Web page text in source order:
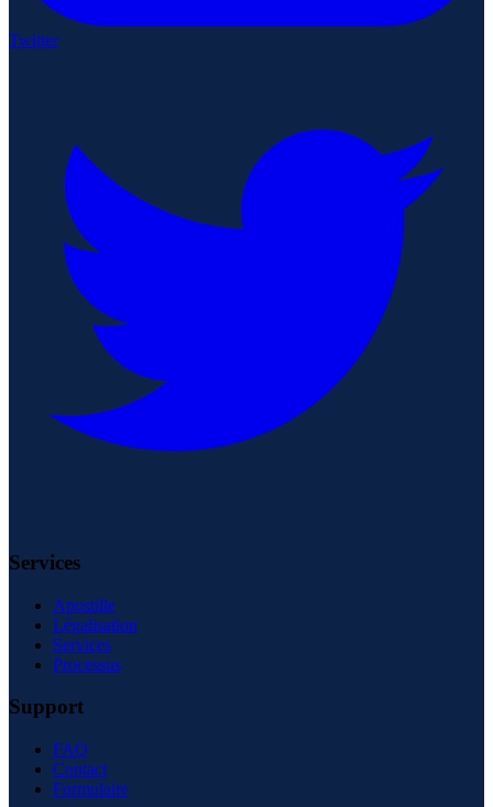
Twitter
Services
Apostille
Légalisation
Services
Processus
Support
FAQ
Contact
Formulaire